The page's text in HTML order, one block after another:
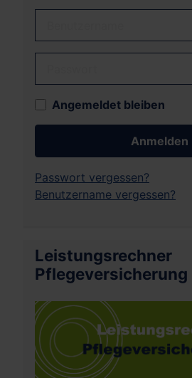
Angemeldet bleiben
Anmelden
Passwort vergessen?
Benutzername vergessen?
Leistungsrechner
Pflegeversicherung